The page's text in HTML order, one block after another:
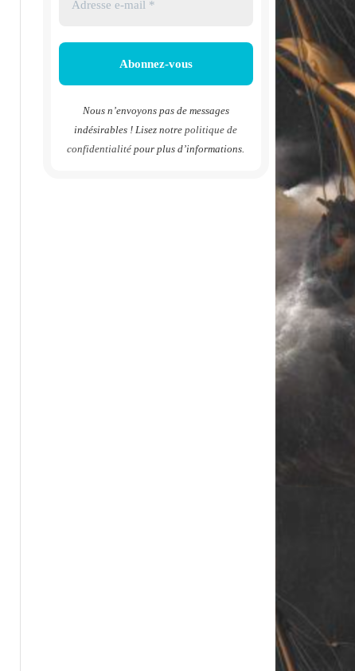
Nous n’envoyons pas de messages
indésirables ! Lisez notrepolitique de
confidentialité pour plus d’informations.